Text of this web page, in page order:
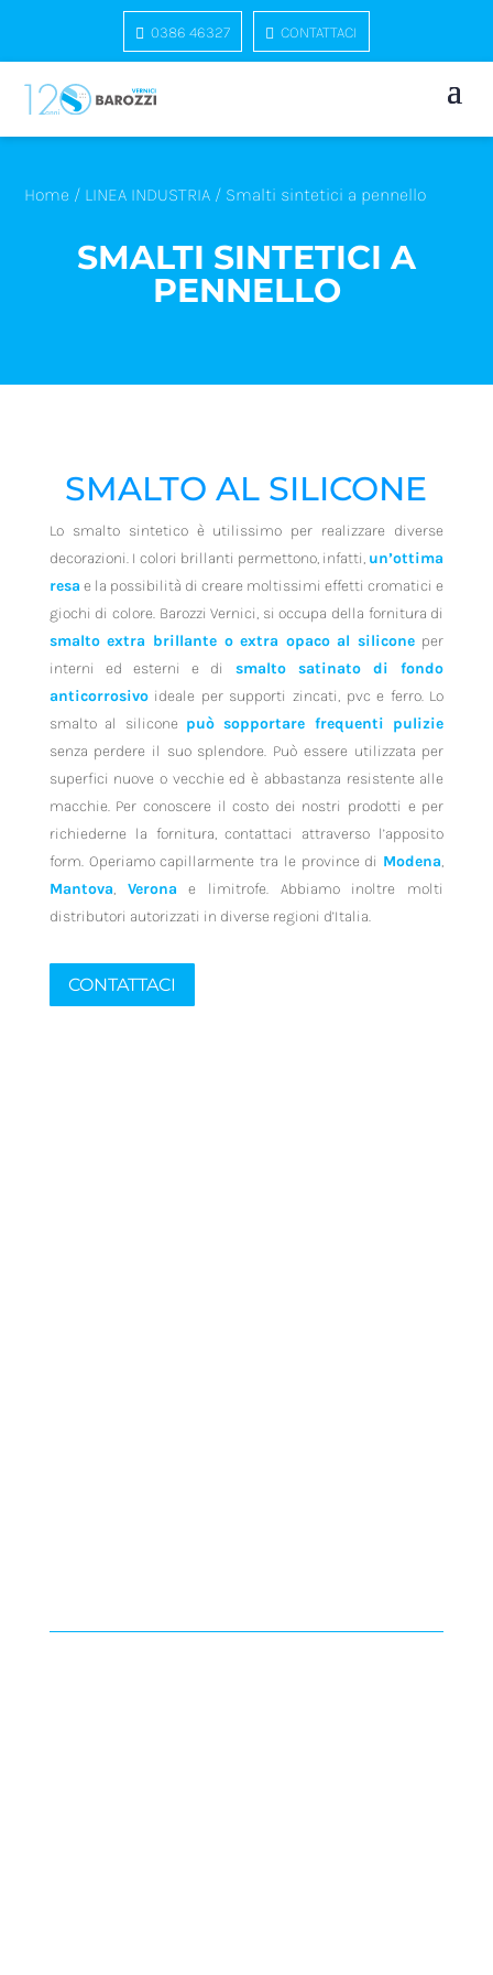
0386 46327 CONTATTACI
Home / LINEA INDUSTRIA / Smalti sintetici a pennello
SMALTI SINTETICI A
PENNELLO
SMALTO AL SILICONE
Lo smalto sintetico è utilissimo per realizzare diverse
decorazioni. I colori brillanti permettono, infatti, un’ottima
resa e la possibilità di creare moltissimi effetti cromatici e
giochi di colore. Barozzi Vernici, si occupa della fornitura di
smalto extra brillante o extra opaco al silicone per
interni ed esterni e di smalto satinato di fondo
anticorrosivoideale per supporti zincati, pvc e ferro. Lo
smalto al silicone può sopportare frequenti pulizie
senza perdere il suo splendore. Può essere utilizzata per
superfici nuove o vecchie ed è abbastanza resistente alle
macchie. Per conoscere il costo dei nostri prodotti e per
richiederne la fornitura, contattaci attraverso l’apposito
form. Operiamo capillarmente tra le province di Modena,
Mantova, Verona e limitrofe. Abbiamo inoltre molti
distributori autorizzati in diverse regioni d’Italia.
CONTATTACI